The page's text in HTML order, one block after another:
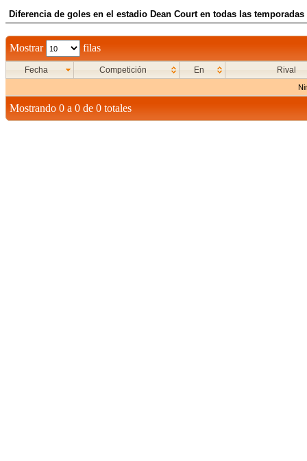
Diferencia de goles en el estadio Dean Court en todas las temporadas
Mostrar filas
Fecha Competición En Rival
Mostrando 0 a 0 de 0 totales